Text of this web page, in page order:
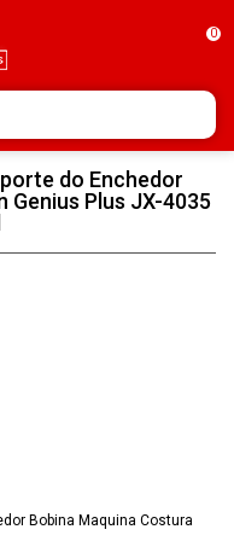
0
do Enchedor
Genius Plus JX-4035